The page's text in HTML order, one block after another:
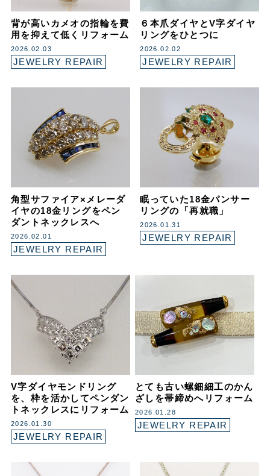
背が高いカメオの指輪を費
用を抑えて低くリフォーム
2026.02.03
JEWELRY REPAIR
６本爪ダイヤとV字ダイヤ
リングをひとつに
2026.02.02
JEWELRY REPAIR
角型サファイア×メレーダ
イヤの18金リングをペン
ダントネックレスへ
2026.02.01
JEWELRY REPAIR
眠っていた18金パンサー
リングの「再就職」
2026.01.31
JEWELRY REPAIR
V字ダイヤモンドリング
を、枠を活かしてペンダン
トネックレスにリフォーム
2026.01.30
JEWELRY REPAIR
とても古い螺鈿細工のかん
ざしを帯締めへリフォーム
2026.01.28
JEWELRY REPAIR